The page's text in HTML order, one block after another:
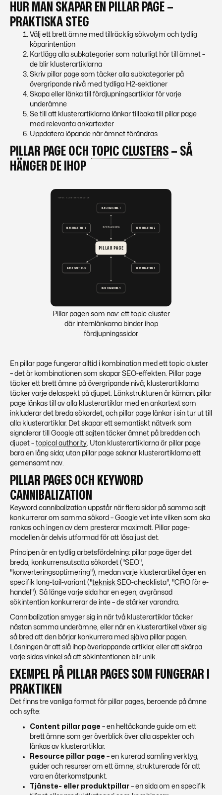
HUR MAN SKAPAR EN PILLAR PAGE –
PRAKTISKA STEG
Välj ett brett ämne med tillräcklig sökvolym och tydlig
köparintention
Kartlägg alla subkategorier som naturligt hör till ämnet –
de blir klusterartiklarna
Skriv pillar page som täcker alla subkategorier på
övergripande nivå med tydliga H2-sektioner
Skapa eller länka till fördjupningsartiklar för varje
underämne
Se till att klusterartiklarna länkar tillbaka till pillar page
med relevanta ankartexter
Uppdatera löpande när ämnet förändras
PILLAR PAGE OCH TOPIC CLUSTERS – SÅ
HÄNGER DE IHOP
Pillar pagen som nav: ett topic cluster
där internlänkarna binder ihop
fördjupningssidor.
En pillar page fungerar alltid i kombination med ett topic cluster
– det är kombinationen som skapar SEO-effekten. Pillar page
täcker ett brett ämne på övergripande nivå; klusterartiklarna
täcker varje delaspekt på djupet. Länkstrukturen är kärnan: pillar
page länkas till av alla klusterartiklar med en ankartext som
inkluderar det breda sökordet, och pillar page länkar i sin tur ut till
alla klusterartiklar. Det skapar ett semantiskt nätverk som
signalerar till Google att sajten täcker ämnet på bredden och
djupet – topical authority . Utan klusterartiklarna är pillar page
bara en lång sida; utan pillar page saknar klusterartiklarna ett
gemensamt nav.
PILLAR PAGES OCH KEYWORD
CANNIBALIZATION
Keyword cannibalization uppstår när flera sidor på samma sajt
konkurrerar om samma sökord – Google vet inte vilken som ska
rankas och ingen av dem presterar maximalt. Pillar page-
modellen är delvis utformad för att lösa just det.
Principen är en tydlig arbetsfördelning: pillar page äger det
breda, konkurrensutsatta sökordet ("SEO",
"konverteringsoptimering"), medan varje klusterartikel äger en
specifik long-tail-variant ("teknisk SEO-checklista", "CRO för e-
handel"). Så länge varje sida har en egen, avgränsad
sökintention konkurrerar de inte – de stärker varandra.
Cannibalization smyger sig in när två klusterartiklar täcker
nästan samma underämne, eller när en klusterartikel växer sig
så bred att den börjar konkurrera med själva pillar pagen.
Lösningen är att slå ihop överlappande artiklar, eller att skärpa
varje sidas vinkel så att sökintentionen blir unik.
EXEMPEL PÅ PILLAR PAGES SOM FUNGERAR I
PRAKTIKEN
Det finns tre vanliga format för pillar pages, beroende på ämne
och syfte:
Content pillar page – en heltäckande guide om ett
brett ämne som ger överblick över alla aspekter och
länkas av klusterartiklar.
Resource pillar page – en kurerad samling verktyg,
guider och resurser om ett ämne, strukturerade för att
vara en återkomstpunkt.
Tjänste- eller produktpillar – en sida om en specifik